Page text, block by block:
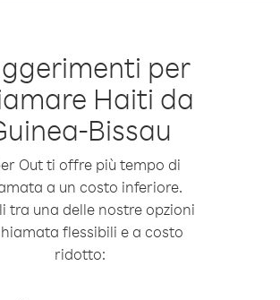
per
Haiti da
Bissau
Out ti offre più tempo di
a un costo inferiore.
tra una delle nostre opzioni
flessibili e a costo
ridotto: